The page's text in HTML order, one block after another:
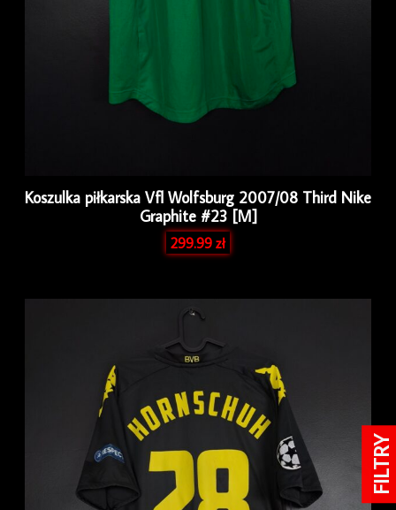
Koszulka piłkarska Vfl Wolfsburg 2007/08 Third Nike
Graphite #23 [M]
299.99zł
FILTRY